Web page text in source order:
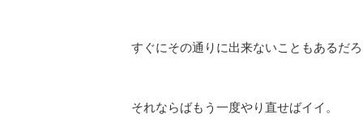
すぐにその通りに出来ないこともあるだ
それならばもう一度やり直せばイイ。